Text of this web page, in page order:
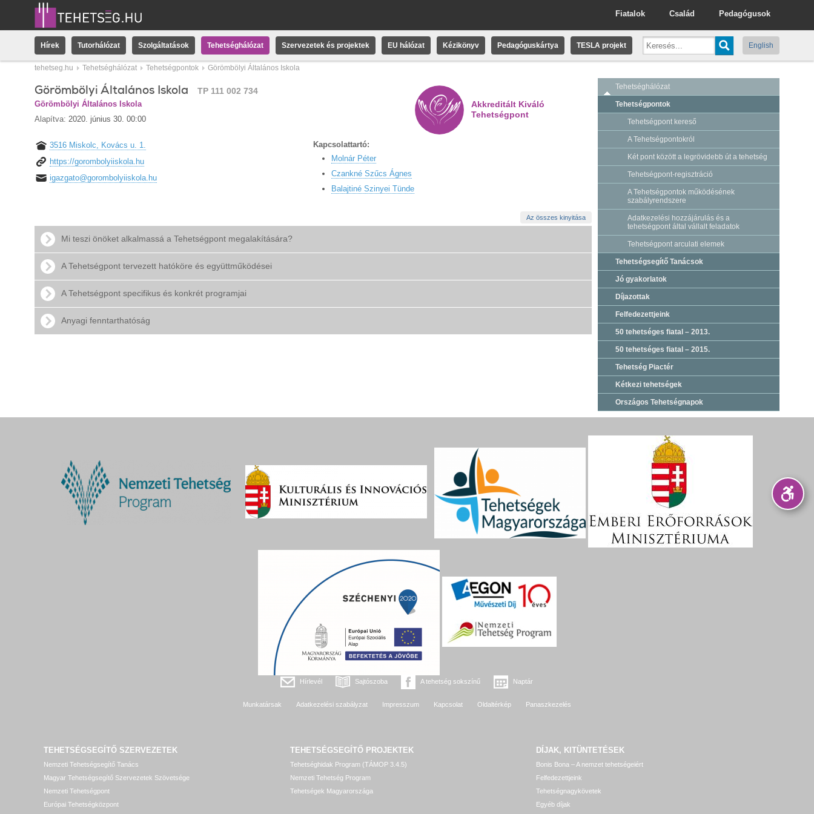
Pedagógusok
Család
Fiatalok
Hírek Tutorhálózat Szolgáltatások Tehetséghálózat Szervezetek és projektek EU hálózat Kézikönyv Pedagóguskártya TESLA projekt English
tehetseg.hu Tehetséghálózat Tehetségpontok Görömbölyi Általános Iskola
Akkreditált Kiváló
Tehetségpont
Görömbölyi Általános Iskola TP 111 002 734
Görömbölyi Általános Iskola
Alapítva: 2020. június 30. 00:00
3516 Miskolc, Kovács u. 1.
https://gorombolyiiskola.hu
igazgato@gorombolyiiskola.hu
Kapcsolattartó:
Molnár Péter
Czankné Szűcs Ágnes
Balajtiné Szinyei Tünde
Az összes kinyitása
Mi teszi önöket alkalmassá a Tehetségpont megalakítására?
A Tehetségpont tervezett hatóköre és együttműködései
A Tehetségpont specifikus és konkrét programjai
Anyagi fenntarthatóság
Tehetséghálózat
Tehetségpontok
Tehetségpont kereső
A Tehetségpontokról
Két pont között a legrövidebb út a tehetség
Tehetségpont-regisztráció
A Tehetségpontok működésének
szabályrendszere
Adatkezelési hozzájárulás és a
tehetségpont által vállalt feladatok
Tehetségpont arculati elemek
Tehetségsegítő Tanácsok
Jó gyakorlatok
Díjazottak
Felfedezettjeink
50 tehetséges fiatal – 2013.
50 tehetséges fiatal – 2015.
Tehetség Piactér
Kétkezi tehetségek
Országos Tehetségnapok
Hírlevél Sajtószoba A tehetség sokszínű Naptár
Munkatársak Adatkezelési szabályzat Impresszum Kapcsolat Oldaltérkép Panaszkezelés
TEHETSÉGSEGÍTŐ SZERVEZETEK
Nemzeti Tehetségsegítő Tanács
Magyar Tehetségsegítő Szervezetek Szövetsége
Nemzeti Tehetségpont
Európai Tehetségközpont
TEHETSÉGSEGÍTŐ PROJEKTEK
Tehetséghidak Program (TÁMOP 3.4.5)
Nemzeti Tehetség Program
Tehetségek Magyarországa
DÍJAK, KITÜNTETÉSEK
Bonis Bona – A nemzet tehetségeiért
Felfedezettjeink
Tehetségnagykövetek
Egyéb díjak